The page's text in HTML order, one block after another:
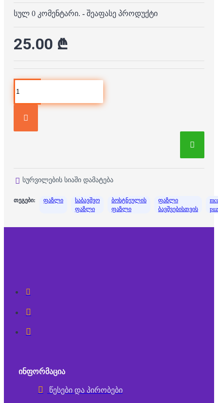
სულ 0 კომენტარი. - შეაფასე პროდუქტი
25.00 ₾
სურვილების სიაში დამატება
თეგები: ფაზლი
საბავშვო
ფაზლი
ბოსტნეულის
ფაზლი
ფაზლი
ბავშვებისთვის
ᲘᲜᲤᲝᲠᲛᲐᲪᲘᲐ
წესები და პირობები